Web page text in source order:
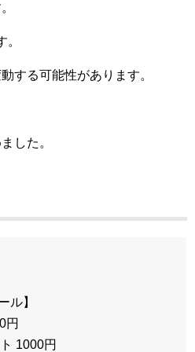
する可能性があります。
した。
ル】
円
1000円